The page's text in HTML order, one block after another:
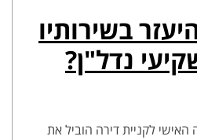
בשירותיו
נדל"ן?
לקניית דירה הוביל את